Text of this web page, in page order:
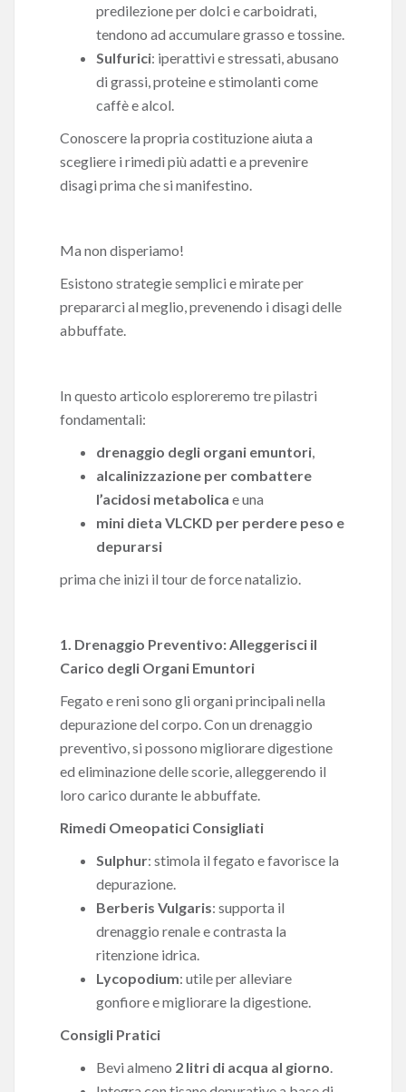
predilezione per dolci e carboidrati,
tendono ad accumulare grasso e tossine.
Sulfurici: iperattivi e stressati, abusano
di grassi, proteine e stimolanti come
caffè e alcol.
Conoscere la propria costituzione aiuta a
scegliere i rimedi più adatti e a prevenire
disagi prima che si manifestino.
Ma non disperiamo!
Esistono strategie semplici e mirate per
prepararci al meglio, prevenendo i disagi delle
abbuffate.
In questo articolo esploreremo tre pilastri
fondamentali:
drenaggio degli organi emuntori,
alcalinizzazione per combattere
l’acidosi metabolica e una
mini dieta VLCKD per perdere peso e
depurarsi
prima che inizi il tour de force natalizio.
1. Drenaggio Preventivo: Alleggerisci il
Carico degli Organi Emuntori
Fegato e reni sono gli organi principali nella
depurazione del corpo. Con un drenaggio
preventivo, si possono migliorare digestione
ed eliminazione delle scorie, alleggerendo il
loro carico durante le abbuffate.
Rimedi Omeopatici Consigliati
Sulphur: stimola il fegato e favorisce la
depurazione.
Berberis Vulgaris: supporta il
drenaggio renale e contrasta la
ritenzione idrica.
Lycopodium: utile per alleviare
gonfiore e migliorare la digestione.
Consigli Pratici
Bevi almeno 2 litri di acqua al giorno.